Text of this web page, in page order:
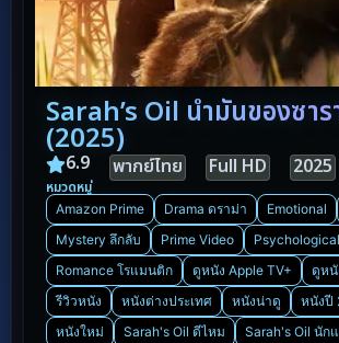
Sarah’s Oil น้ำมันของซาร
(2025)
6.9 พากย์ไทย Full HD 2025
หมวดหมู่
Amazon Prime Drama ดราม่า Emotional
Mystery ลึกลับ
Prime Video
Romance โรแมนติก
ดูหนัง Apple TV+
ดูหนั
รีวิวหนัง
หนังต่างประเทศ หนังน่าดู หนังปี
หนังใหม่
Sarah's Oil ดีไหม
Sarah's Oil นัก